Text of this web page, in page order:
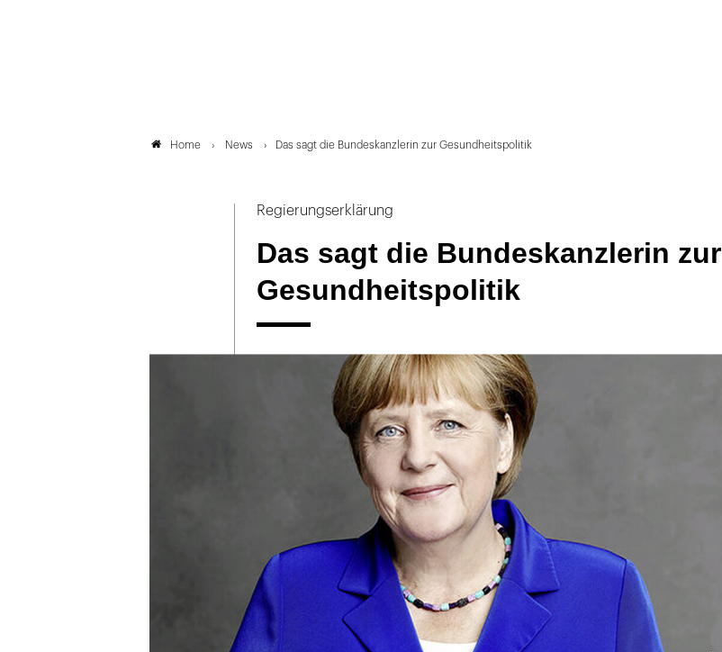
Home News Das sagt die Bundeskanzlerin zur Gesundheitspolitik
Regierungserklärung
Das sagt die Bundeskanzlerin zur
Gesundheitspolitik